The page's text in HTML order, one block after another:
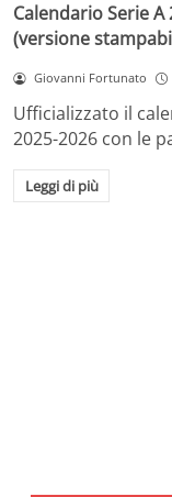
Calendario Serie A
(versione
Giovanni Fortunato
Ufficializzato il
2025-2026 con le
Leggi di più